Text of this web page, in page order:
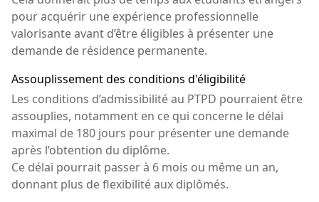
pour acquérir une expérience professionnelle
valorisante avant d’être éligibles à présenter une
demande de résidence permanente.
Assouplissement des conditions d'éligibilité
Les conditions d’admissibilité au PTPD pourraient être
assouplies, notamment en ce qui concerne le délai
maximal de 180 jours pour présenter une demande
après l’obtention du diplôme.
Ce délai pourrait passer à 6 mois ou même un an,
donnant plus de flexibilité aux diplômés.